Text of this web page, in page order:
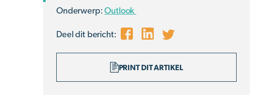
Onderwerp: Outlook
Deel dit bericht:
PRINT DIT ARTIKEL